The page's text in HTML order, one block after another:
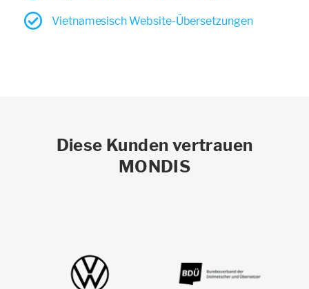
Vietnamesisch Website-Übersetzungen
Diese Kunden vertrauen
MONDIS